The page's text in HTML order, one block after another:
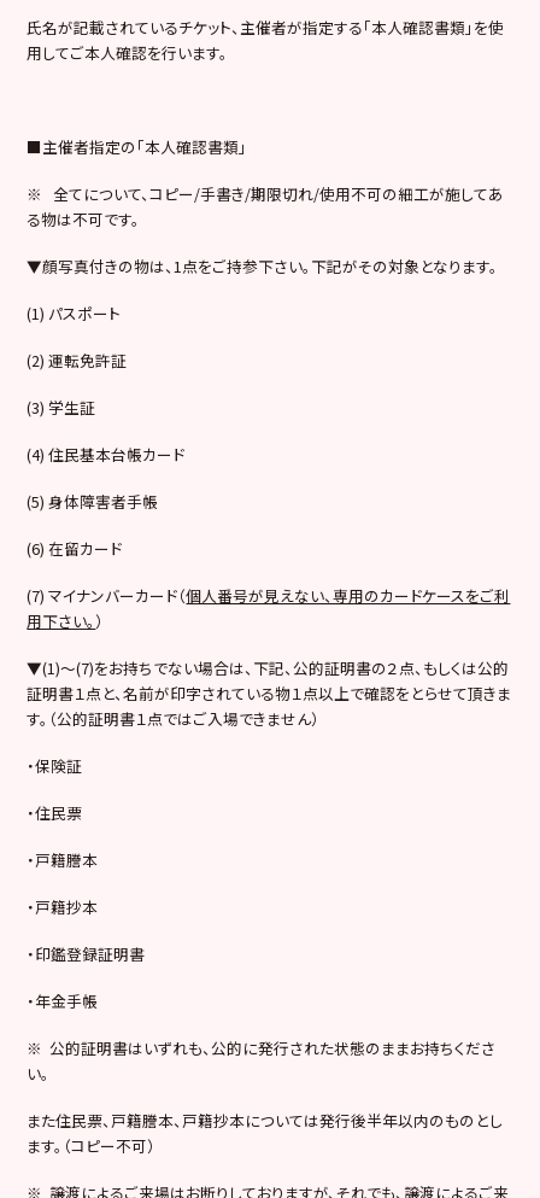
氏名が記載されているチケット、主催者が指定する「本人確認書類」を使
用してご本人確認を行います。
■主催者指定の「本人確認書類」
※ 全てについて、コピー/手書き/期限切れ/使用不可の細工が施してあ
る物は不可です。
▼顔写真付きの物は、1点をご持参下さい。下記がその対象となります。
(1) パスポート
(2) 運転免許証
(3) 学生証
(4) 住民基本台帳カード
(5) 身体障害者手帳
(6) 在留カード
(7) マイナンバーカード（個人番号が見えない、専用のカードケースをご利
用下さい。 ）
▼(1)～(7)をお持ちでない場合は、下記、公的証明書の２点、もしくは公的
証明書１点と、名前が印字されている物１点以上で確認をとらせて頂きま
す。（公的証明書１点ではご入場できません）
・保険証
・住民票
・戸籍謄本
・戸籍抄本
・印鑑登録証明書
・年金手帳
※ 公的証明書はいずれも、公的に発行された状態のままお持ちくださ
い。
また住民票、戸籍謄本、戸籍抄本については発行後半年以内のものとし
ます。（コピー不可）
※ 譲渡によるご来場はお断りしておりますが、それでも、譲渡によるご来